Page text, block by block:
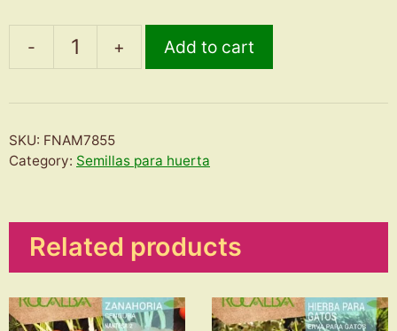
-
LAVANDA(Lavandula
quantity
+ Add to cart
SKU: FNAM7855
Category: Semillas para huerta
Related products